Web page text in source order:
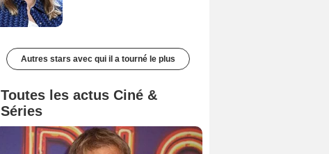
Autres stars avec qui il a tourné le plus
Toutes les actus Ciné &
Séries